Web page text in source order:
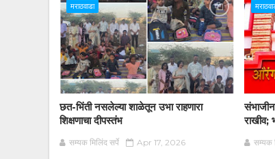
मराठवाडा
छत-भिंती नसलेल्या शाळेतून उभा राहणारा
शिक्षणाचा दीपस्तंभ
सम्यक मिलिंद सर्पे Apr 17, 2026 सम्यक